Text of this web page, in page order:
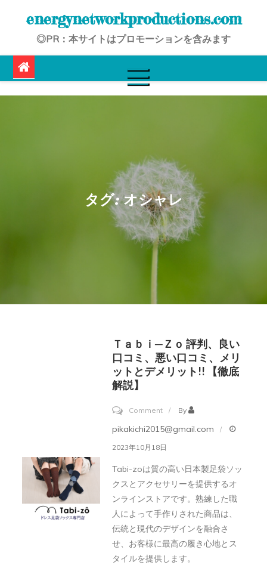
energynetworkproductions.com
◎PR：本サイトはプロモーションを含みます
タグ:オシャレ
Ｔａｂｉ─ｚｏ 評判、良い
口コミ、悪い口コミ、メリ
ットとデメリット!! 【徹底
解説】
Commenton
Ｔ
ａ
ｉ
ｚ
ｏ
評
判、
By
pikakichi2015@gmail.com
2023年10月18日
Tabi-zoは質の高い日本製足袋ソッ
クスとアクセサリーを提供するオ
ンラインストアです。熟練した職
人によって手作りされた商品は、
伝統と現代のデザインを融合さ
せ、お客様に最高の履き心地とス
タイルを提供します。